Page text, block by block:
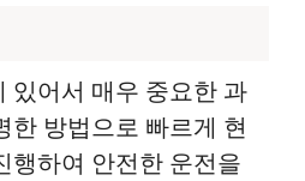
있어서 매우 중요한 과
한 방법으로 빠르게 현
행하여 안전한 운전을